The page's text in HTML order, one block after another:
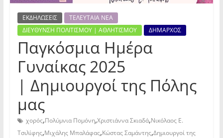
ΕΚΔΗΛΩΣΕΙΣ
ΤΕΛΕΥΤΑΙΑ ΝΕΑ
ΔΙΕΥΘΥΝΣΗ ΠΟΛΙΤΙΣΜΟΥ | ΑΘΛΗΤΙΣΜΟΥ
ΔΗΜΑΡΧΟΣ
Παγκόσμια Ημέρα
Γυναίκας 2025
| Δημιουργοί της Πόλης
μας
χορός,Πολύμνια Πομόνη,Χριστιάννα Σκιαδά,Νικόλαος Ε.
Τσιλίφης,Μιχάλης Μπαλάφας,Κώστας Σαμάντης,Δημιουργοί της